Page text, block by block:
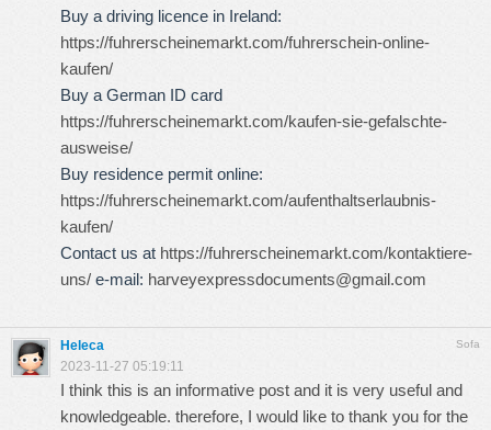
Buy a driving licence in Ireland:
https://fuhrerscheinemarkt.com/fuhrerschein-online-
kaufen/
Buy a German ID card
https://fuhrerscheinemarkt.com/kaufen-sie-gefalschte-
ausweise/
Buy residence permit online:
https://fuhrerscheinemarkt.com/aufenthaltserlaubnis-
kaufen/
Contact us at https://fuhrerscheinemarkt.com/kontaktiere-
uns/ e-mail: harveyexpressdocuments@gmail.com
Sofa
Heleca
2023-11-27 05:19:11
I think this is an informative post and it is very useful and
knowledgeable. therefore, I would like to thank you for the